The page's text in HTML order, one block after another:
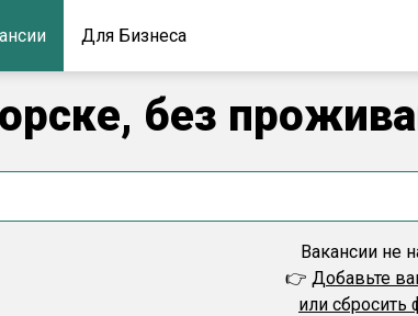
Для Бизнеса
без
Вакансии не
👉 Добавьте
или сбросить